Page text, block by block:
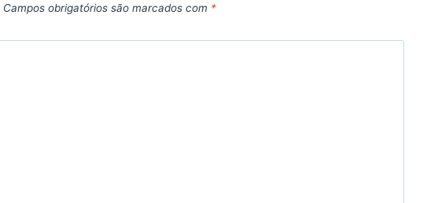
Campos obrigatórios são marcados com *